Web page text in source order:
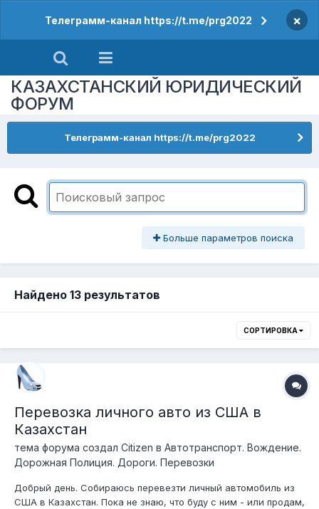
Телеграмм-канал https://t.me/prg2022 ×
КАЗАХСТАНСКИЙ ЮРИДИЧЕСКИЙ
ФОРУМ
Телеграмм-канал https://t.me/prg2022
Больше параметров поиска
Найдено 13 результатов
СОРТИРОВКА
Перевозка личного авто из США в
Казахстан
тема форума создал Citizen в Автотранспорт. Вождение.
Дорожная Полиция. Дороги. Перевозки
Добрый день. Собираюсь перевезти личный автомобиль из
США в Казахстан. Пока не знаю, что буду с ним - или продам,